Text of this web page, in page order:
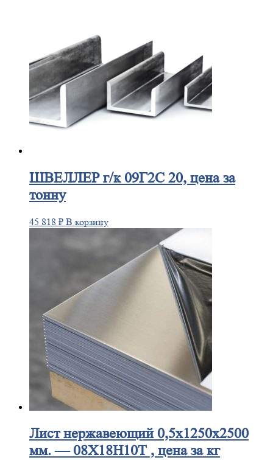
ШВЕЛЛЕРг/к 09Г2С 20, цена за
тонну
45 818 ₽ В корзину
Листнержавеющий 0,5x1250x2500
мм. — 08Х18Н10Т , цена за кг